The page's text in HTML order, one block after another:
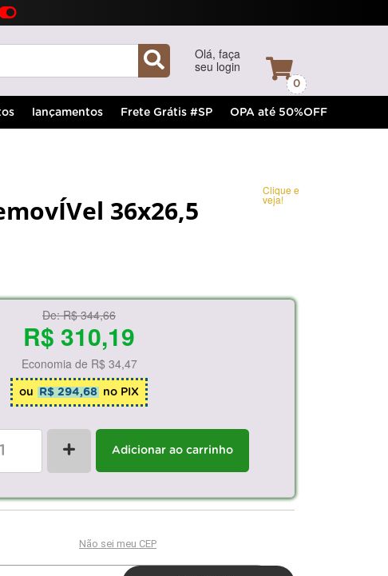
Olá, faça
seu login
0
lançamentos Frete Grátis #SP OPA até 50%OFF
36x26,5
Clique e
veja!
De:R$ 344,66
R$ 310,19
Economia de R$ 34,47
ou R$ 294,68 no PIX
+ Adicionar ao carrinho